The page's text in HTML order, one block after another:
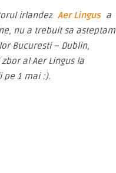
irlandez Aer Lingus a
nu a trebuit sa asteptam
Bucuresti – Dublin,
al Aer Lingus la
pe 1 mai :).